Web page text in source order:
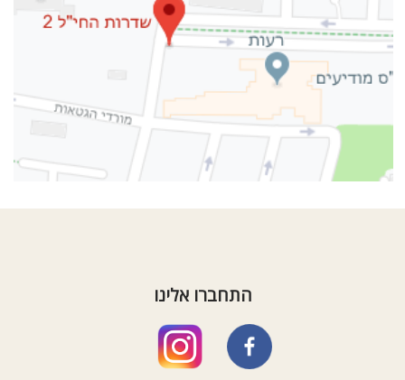
התחברו אלינו